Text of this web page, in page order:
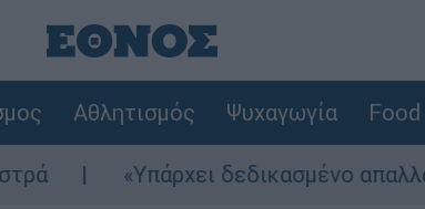
Αθλητισμός Ψυχαγωγία
δεδικασμένο απαλλακτικό για